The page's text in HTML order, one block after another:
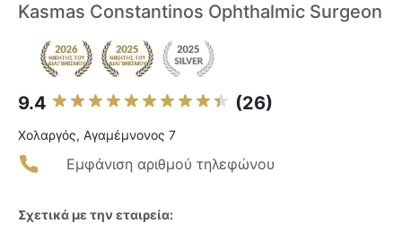
Kasmas Constantinos Ophthalmic Surgeon
9.4 (26)
Χολαργός, Αγαμέμνονος 7
Εμφάνιση αριθμού τηλεφώνου
Σχετικά με την εταιρεία: